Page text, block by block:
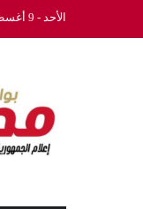
الأحد - 9 أغسطس 2026